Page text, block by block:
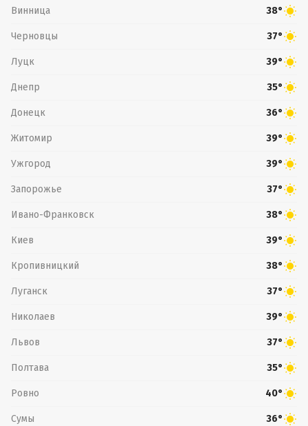
Винница 38°
Черновцы 37°
Луцк 39°
Днепр 35°
Донецк 36°
Житомир 39°
Ужгород 39°
Запорожье 37°
Ивано-Франковск 38°
Киев 39°
Кропивницкий 38°
Луганск 37°
Николаев 39°
Львов 37°
Полтава 35°
Ровно 40°
Сумы 36°